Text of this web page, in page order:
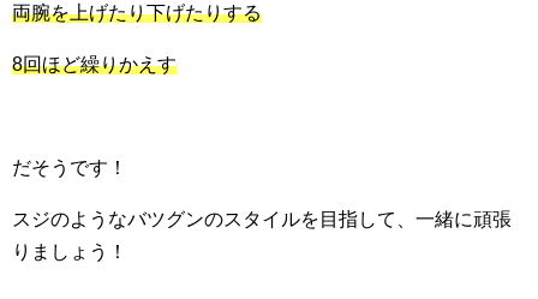
両腕を上げたり下げたりする
8回ほど繰りかえす
だそうです！
スジのようなバツグンのスタイルを目指して、一緒に頑張
りましょう！